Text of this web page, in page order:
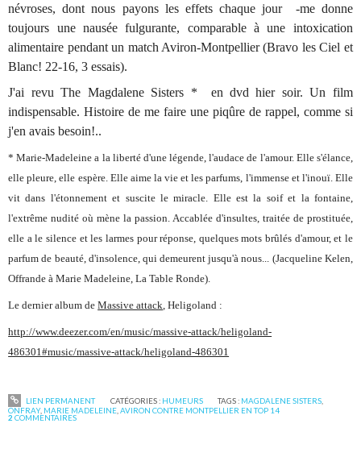
névroses, dont nous payons les effets chaque jour -me donne
toujours une nausée fulgurante, comparable à une intoxication
alimentaire pendant un match Aviron-Montpellier (Bravo les Ciel et
Blanc! 22-16, 3 essais).
J'ai revuThe Magdalene Sisters * en dvd hier soir. Un film
indispensable. Histoire de me faire une piqûre de rappel, comme si
j'en avais besoin!..
* Marie-Madeleine a la liberté d'une légende, l'audace de l'amour. Elle s'élance,
elle pleure, elle espère. Elle aime la vie et les parfums, l'immense et l'inouï. Elle
vit dans l'étonnement et suscite le miracle. Elle est la soif et la fontaine,
l'extrême nudité où mène la passion. Accablée d'insultes, traitée de prostituée,
elle a le silence et les larmes pour réponse, quelques mots brûlés d'amour, et le
parfum de beauté, d'insolence, qui demeurent jusqu'à nous... (Jacqueline Kelen,
Offrande à Marie Madeleine, La Table Ronde).
Le dernier album deMassive attack,Heligoland :
http://www.deezer.com/en/music/massive-attack/heligoland-
486301#music/massive-attack/heligoland-486301
LIEN PERMANENT CATÉGORIES : HUMEURS TAGS : MAGDALENE SISTERS,
ONFRAY, MARIE MADELEINE ,AVIRON CONTRE MONTPELLIER EN TOP 14
2 COMMENTAIRES